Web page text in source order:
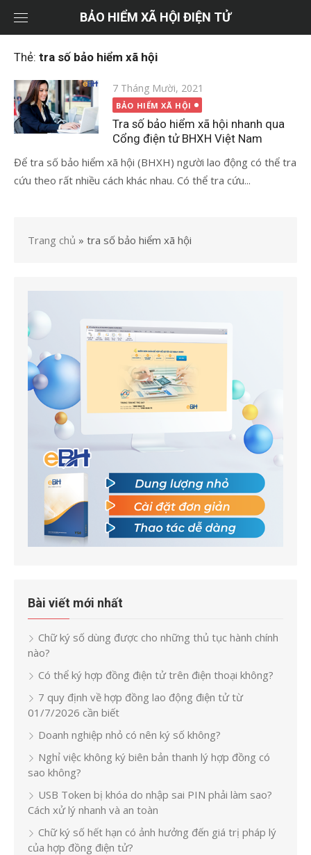
dung
BẢO HIỂM XÃ HỘI ĐIỆN TỬ
Thẻ: tra số bảo hiểm xã hội
Đăng
vào
7 Tháng Mười, 2021
BẢO HIỂM XÃ HỘI
Tra số bảo hiểm xã hội nhanh qua
Cổng điện tử BHXH Việt Nam
Để tra số bảo hiểm xã hội (BHXH) người lao động có thể tra
cứu theo rất nhiều cách khác nhau. Có thể tra cứu...
Trang chủ » tra số bảo hiểm xã hội
Bài viết mới nhất
Chữ ký số dùng được cho những thủ tục hành chính
nào?
Có thể ký hợp đồng điện tử trên điện thoại không?
7 quy định về hợp đồng lao động điện tử từ
01/7/2026 cần biết
Doanh nghiệp nhỏ có nên ký số không?
Nghỉ việc không ký biên bản thanh lý hợp đồng có
sao không?
USB Token bị khóa do nhập sai PIN phải làm sao?
Cách xử lý nhanh và an toàn
Chữ ký số hết hạn có ảnh hưởng đến giá trị pháp lý
của hợp đồng điện tử?